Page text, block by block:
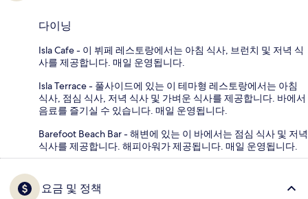
다이닝
Isla Cafe - 이 뷔페 레스토랑에서는 아침 식사, 브런치 및 저녁 식
사를 제공합니다. 매일 운영됩니다.
Isla Terrace - 풀사이드에 있는 이 테마형 레스토랑에서는 아침
식사, 점심 식사, 저녁 식사 및 가벼운 식사를 제공합니다. 바에서
음료를 즐기실 수 있습니다. 매일 운영됩니다.
Barefoot Beach Bar - 해변에 있는 이 바에서는 점심 식사 및 저녁
식사를 제공합니다. 해피아워가 제공됩니다. 매일 운영됩니다.
요금 및 정책